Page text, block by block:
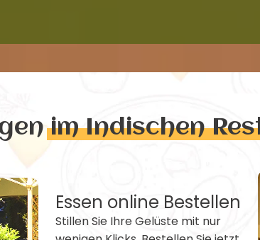
im Indischen
Essen online Bestellen
Stillen Sie Ihre Gelüste mit nur